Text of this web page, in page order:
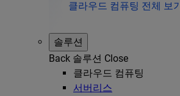
클라우드 컴퓨팅 전체 보기
솔루션
Back 솔루션 Close
클라우드 컴퓨팅
서버리스